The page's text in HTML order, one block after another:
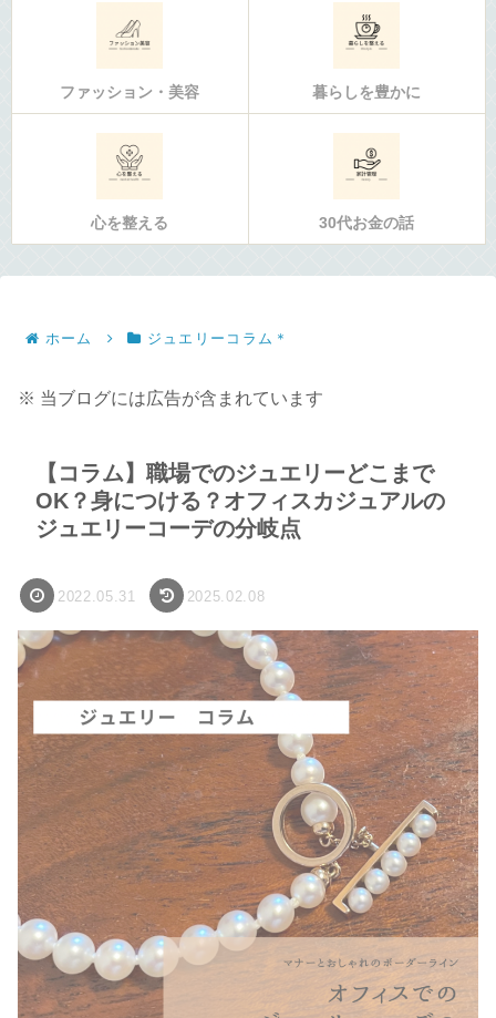
ファッション・美容 暮らしを豊かに
心を整える 30代お金の話
ホーム ジュエリーコラム＊
※ 当ブログには広告が含まれています
【コラム】職場でのジュエリーどこまで
OK？身につける？オフィスカジュアルの
ジュエリーコーデの分岐点
2022.05.31 2025.02.08